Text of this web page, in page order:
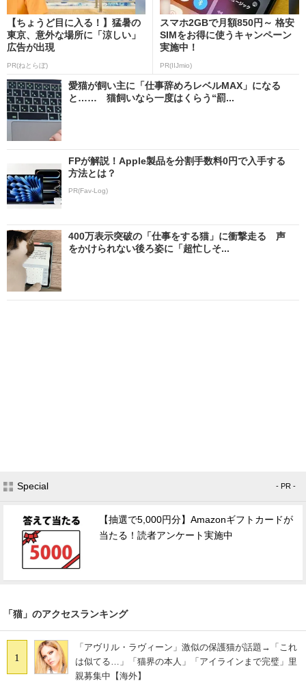
【ちょうど目に入る！】猛暑の
東京、意外な場所に「涼しい」
広告が出現
PR(ねとらぼ)
スマホ2GBで月額850円～ 格安
SIMをお得に使うキャンペーン
実施中！
PR(IIJmio)
愛猫が飼い主に「仕事辞めろレベルMAX」になる
と…… 猫飼いなら一度はくらう“罰...
FPが解説！Apple製品を分割手数料0円で入手する
方法とは？
PR(Fav-Log)
400万表示突破の「仕事をする猫」に衝撃走る 声
をかけられない後ろ姿に「超忙しそ...
Special - PR -
【抽選で5,000円分】Amazonギフトカードが
当たる！読者アンケート実施中
「猫」のアクセスランキング
1
「アヴリル・ラヴィーン」激似の保護猫が話題→「これ
は似てる…」「猫界の本人」「アイラインまで完璧」里
親募集中【海外】